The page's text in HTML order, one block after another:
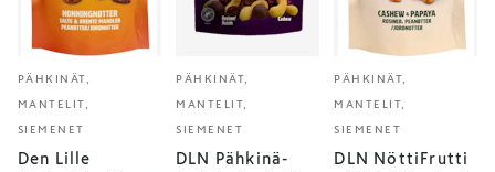
PÄHKINÄT,
MANTELIT,
SIEMENET
Den Lille
PÄHKINÄT,
MANTELIT,
SIEMENET
DLN Pähkinä-
PÄHKINÄT,
MANTELIT,
SIEMENET
DLN NöttiFrutti